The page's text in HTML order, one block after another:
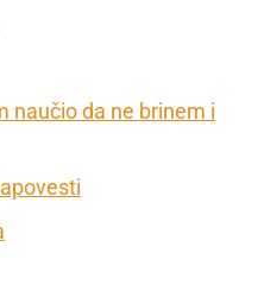
naučio da ne brinem i